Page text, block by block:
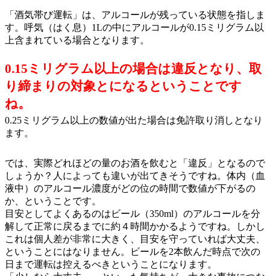
「酒気帯び運転」は、アルコールが残っている状態を指しま
す。呼気（はく息） 1Lの中にアルコールが0.15 ミリグラム以
上含まれている場合となります。
0.15 ミリグラム以上の場合は違反となり、取
り締まりの対象とになるということです
ね。
0.25 ミリグラム以上の数値が出た場合は免許取り消しとなり
ます。
では、実際どれほどの量のお酒を飲むと「違反」となるので
しょうか？人によっても違いが出てきそうですね。体内（血
液中）のアルコール濃度がどの位の時間で数値が下がるの
か、ということです。
目安としてよくあるのはビール（350ml）のアルコールを分
解して正常に戻るまでに約４時間かかるようですね。しかし
これは個人差が非常に大きく、目安を守っていれば大丈夫、
ということにはなりません。ビールを2本飲んだ時点で次の
日まで運転は控えるべきということになります。